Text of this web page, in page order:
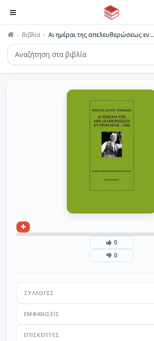
Βιβλία Αι ημέραι της απελευθερώσεως εν...
0
0
ΣΥΛΛΟΓΈΣ
ΕΜΦΑΝΊΣΕΙΣ
ΕΠΙΣΚΈΠΤΕΣ